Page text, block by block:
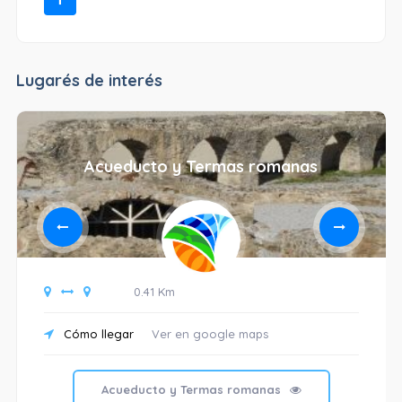
Lugarés de interés
Acueducto y Termas romanas
0.41 Km
Cómo llegar Ver en google maps
Acueducto y Termas romanas